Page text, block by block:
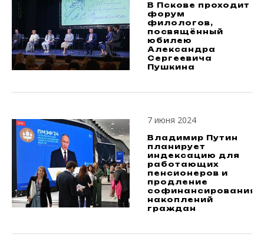
В Пскове проходит
форум
филологов,
посвящённый
юбилею
Александра
Сергеевича
Пушкина
7 июня 2024
Владимир Путин
планирует
индексацию для
работающих
пенсионеров и
продление
софинансирования
накоплений
граждан